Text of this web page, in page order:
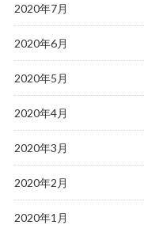
2020年7月
2020年6月
2020年5月
2020年4月
2020年3月
2020年2月
2020年1月